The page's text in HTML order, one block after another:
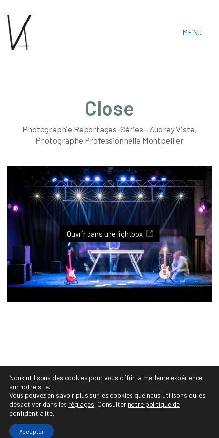
MENU
Close
Photographie Reportages-Séries - Audrey Viste,
Photographe Professionnelle Montpellier
Ouvrir dans une lightbox
Audrey Viste, Photographe Professionnelle
Tél : 06 15 30 14 06 • Email :
audrey.viste[@]photographe-montpellier.co
https://photographe-montpellier.co
• Audrey
Viste, Photographe Professionnelle Montpellier :
photographe festivals, concerts, évènements
culturels, vente et tirages personnalisés, projets
et séries photos, portraits photo, shooting photo,
book photo, photographe de mariages,
photographe corporate, entreprise, famille,
photos de mariés, grossesse, naissance, bébés,
photographe sportif et animalier, immobilier,
© Copyright 2020 Audrey Viste, Photographe
Professionnelle Montpellier • https://photographe-
montpellier.co • Tous droits réservés
Nous utilisons des cookies pour vous offrir la meilleure expérience
sur notre site.
Vous pouvez en savoir plus sur les cookies que nous utilisons ou les
désactiver dans les réglages. Consulter notre politique de
confidentialité.
Accepter